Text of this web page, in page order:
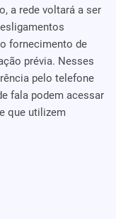
a rede voltará a ser
fornecimento de
prévia. Nesses
pelo telefone
fala podem acessar
que utilizem